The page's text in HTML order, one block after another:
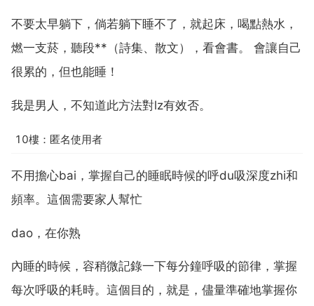
不要太早躺下，倘若躺下睡不了，就起床，喝點熱水，
燃一支菸，聽段**（詩集、散文），看會書。 會讓自己
很累的，但也能睡！
我是男人，不知道此方法對lz有效否。
10樓：匿名使用者
不用擔心bai，掌握自己的睡眠時候的呼du吸深度zhi和
頻率。這個需要家人幫忙
dao，在你熟
內睡的時候，容稍微記錄一下每分鐘呼吸的節律，掌握
每次呼吸的耗時。這個目的，就是，儘量準確地掌握你